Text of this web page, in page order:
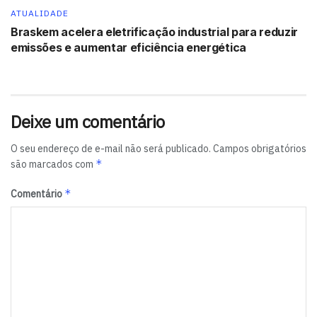
ATUALIDADE
Braskem acelera eletrificação industrial para reduzir
emissões e aumentar eficiência energética
Deixe um comentário
O seu endereço de e-mail não será publicado. Campos obrigatórios
são marcados com *
Comentário *